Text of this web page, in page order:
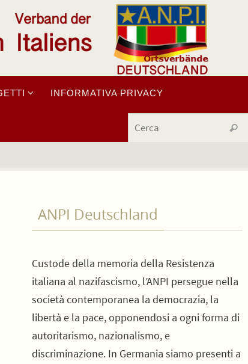
INFORMATIVA PRIVACY
Cerca
ANPI Deutschland
Custode della memoria della Resistenza
italiana al nazifascismo, l’ANPI persegue nella
società contemporanea la democrazia, la
libertà e la pace, opponendosi a ogni forma di
autoritarismo, nazionalismo, e
discriminazione. In Germania siamo presenti a